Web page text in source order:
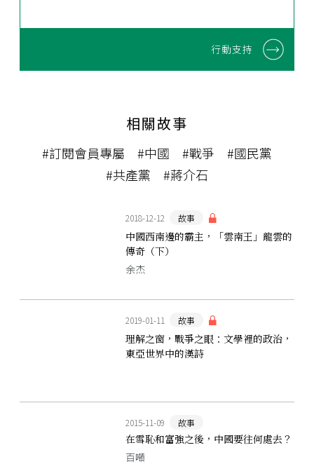
行動支持
相關故事
#訂閱會員專屬 #中國 #戰爭
#國民黨
#共產黨
#蔣介石
2018-12-12 故事
中國西南邊的霸主，「雲南王」龍雲的
傳奇（下）
余杰
2019-01-11 故事
理解之窗，戰爭之眼：文學裡的政治，
東亞世界中的漢詩
2015-11-09 故事
在雪恥和富強之後，中國要往何處去？
百噸